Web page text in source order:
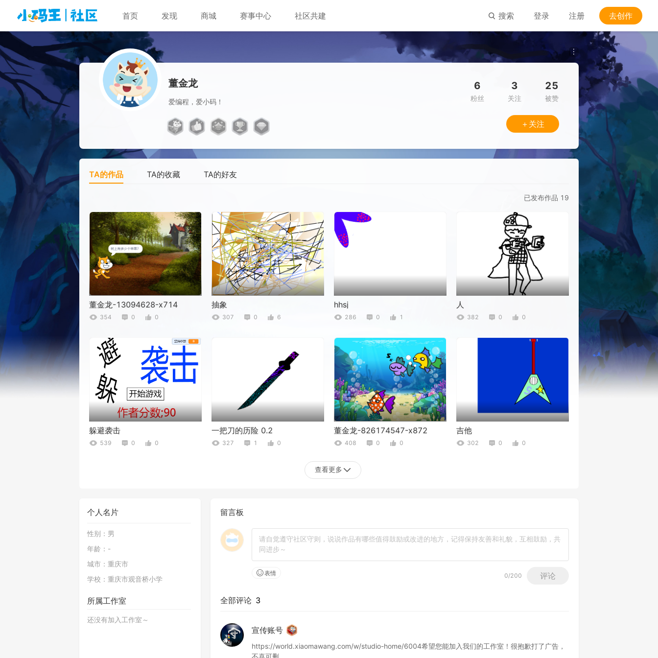
首页 发现 商城 赛事中心 社区共建 搜索 登录 注册 去创作
董金龙
爱编程，爱小码！
6
粉丝
3
关注
25
被赞
＋关注
TA的作品 TA的收藏 TA的好友
已发布作品 19
董金龙-13094628-x714
354 0 0
抽象
307 0 6
hhsj
286 0 1
人
382 0 0
躲避袭击
539 0 0
一把刀的历险 0.2
327 1 0
董金龙-826174547-x872
408 0 0
吉他
302 0 0
338 0
查看更多
个人名片
性别： 男
年龄： -
城市： 重庆市
学校： 重庆市观音桥小学
所属工作室
还没有加入工作室～
留言板
表情 0/200 评论
全部评论 3
宣传账号
https://world.xiaomawang.com/w/studio-home/6004希望您能加入我们的工作室！很抱歉打了广告，